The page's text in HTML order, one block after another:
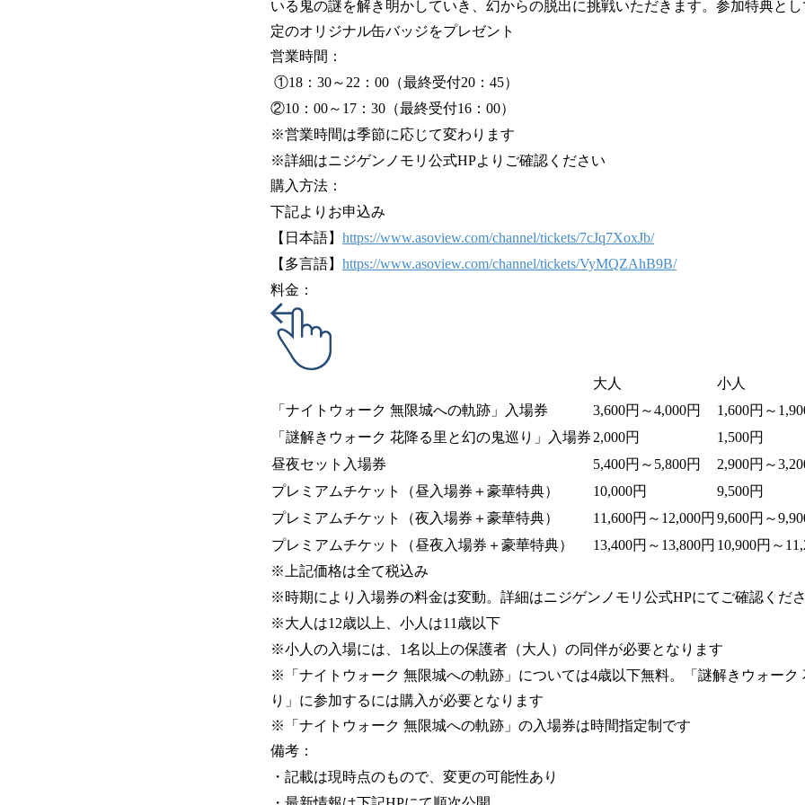
いる鬼の謎を解き明かしていき、幻からの脱出に挑戦いただきます。参加特典と
定のオリジナル缶バッジをプレゼント
営業時間：
①18：30～22：00（最終受付20：45）
②10：00～17：30（最終受付16：00）
※営業時間は季節に応じて変わります
※詳細はニジゲンノモリ公式HPよりご確認ください
購入方法：
下記よりお申込み
【日本語】 https://www.asoview.com/channel/tickets/7cJq7XoxJb/
【多言語】 https://www.asoview.com/channel/tickets/VyMQZAhB9B/
料金：
大人
小人
「ナイトウォーク 無限城への軌跡」入場券
3,600円～4,000円
1,600円～
「謎解きウォーク 花降る里と幻の鬼巡り」入場券 2,000円
1,500円
昼夜セット入場券
5,400円～5,800円
2,900円～
プレミアムチケット（昼入場券＋豪華特典）
10,000円
9,500円
プレミアムチケット（夜入場券＋豪華特典）
11,600円～12,000円 9,600円～
プレミアムチケット（昼夜入場券＋豪華特典）
13,400円～13,800円 10,900円～
※上記価格は全て税込み
※時期により入場券の料金は変動。詳細はニジゲンノモリ公式HPにてご確認くだ
※大人は12歳以上、小人は11歳以下
※小人の入場には、1名以上の保護者（大人）の同伴が必要となります
※「ナイトウォーク 無限城への軌跡」については4歳以下無料。「謎解きウォーク
り」に参加するには購入が必要となります
※「ナイトウォーク 無限城への軌跡」の入場券は時間指定制です
備考：
・記載は現時点のもので、変更の可能性あり